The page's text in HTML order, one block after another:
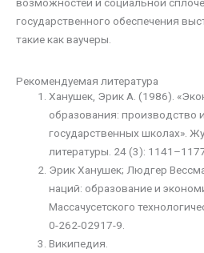
государственного обеспечения
такие как ваучеры.
Рекомендуемая литература
Ханушек, Эрик А. (1986).
образования: производство
государственных школах».
литературы. 24 (3):
Эрик Ханушек; Людгер
наций: образование и
Массачусетского
0-262-02917-9.
Википедия.